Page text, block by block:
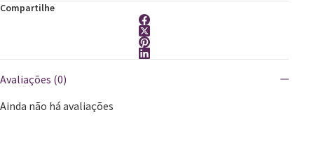
Compartilhe
Avaliações (0)
Ainda não há avaliações